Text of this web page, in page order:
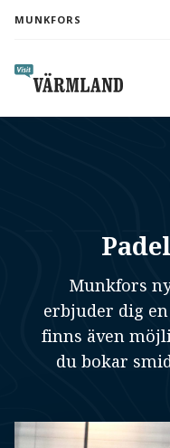
content
MUNKFORS
Munkfors
erbjuder dig
finns även
du bokar